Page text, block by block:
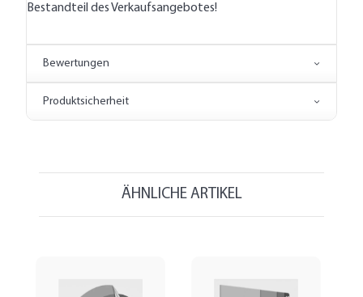
Bestandteil des Verkaufsangebotes!
Bewertungen
Produktsicherheit
ÄHNLICHE ARTIKEL